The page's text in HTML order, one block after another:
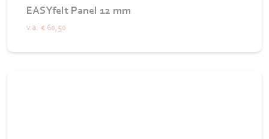
EASYfelt Panel 12 mm
v.a. € 60,50